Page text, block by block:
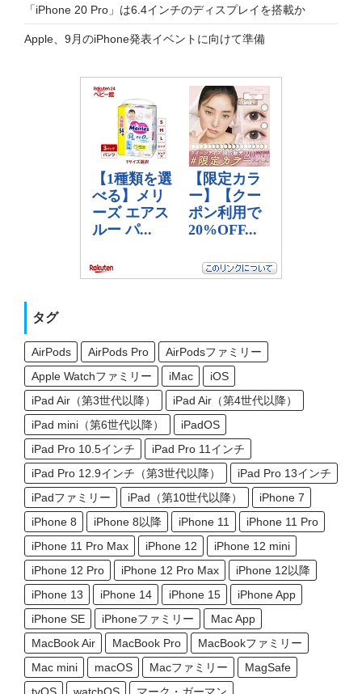
「iPhone 20 Pro」は6.4インチのディスプレイを搭載か
Apple、9月のiPhone発表イベントに向けて準備
タグ
AirPods AirPods Pro
AirPodsファミリー
Apple Watchファミリー
iMac
iOS
iPad Air（第3世代以降）
iPad Air（第4世代以降）
iPad mini（第6世代以降）
iPadOS
iPad Pro 10.5インチ
iPad Pro 11インチ
iPad Pro 12.9インチ（第3世代以降）
iPad Pro 13インチ
iPadファミリー
iPad（第10世代以降）
iPhone 7
iPhone 8
iPhone 8以降 iPhone 11
iPhone 11 Pro
iPhone 11 Pro Max
iPhone 12
iPhone 12 mini
iPhone 12 Pro
iPhone 12 Pro Max
iPhone 12以降
iPhone 13
iPhone 14 iPhone 15
iPhone App
iPhone SE
iPhoneファミリー
Mac App
MacBook Air
MacBook Pro
MacBookファミリー
Mac mini
macOS Macファミリー
MagSafe